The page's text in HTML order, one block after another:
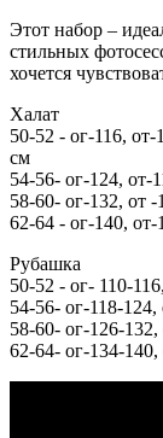
Этот набор –
стильных
хочется
Халат
50-52 - ог-116,
см
54-56- ог-124, от-
58-60- ог-132, от
62-64 - ог-140,
Рубашка
50-52 - ог- 110-
54-56- ог-118-
58-60- ог-126-
62-64- ог-134-